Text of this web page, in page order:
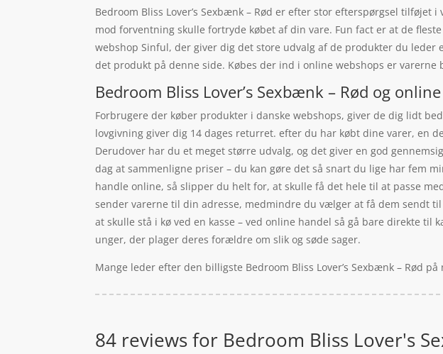
Bedroom Bliss Lover’s Sexbænk – Rød er efter stor efterspørgsel
mod forventning skulle fortryde købet af din vare. Fun fact er at de
webshop Sinful, der giver dig det store udvalg af de produkter du
det produkt på denne side. Købes der ind i online webshops er
Bedroom Bliss Lover’s Sexbænk – Rød og
Forbrugere der køber produkter i danske webshops, giver de dig lidt
lovgivning giver dig 14 dages returret. efter du har købt dine varer, en
Derudover har du et meget større udvalg, og det giver en god
dag at sammenligne priser – du kan gøre det så snart du lige har fem
handle online, så slipper du helt for, at skulle få det hele til at passe
sender varerne til din adresse, medmindre du vælger at få dem sendt
at skulle stå i kø ved en kasse – ved online handel så gå bare direkte
unger, der plager deres forældre om slik og søde sager.
Mange leder efter den billigste Bedroom Bliss Lover’s Sexbænk – Rød
84 reviews for Bedroom Bliss Lover's